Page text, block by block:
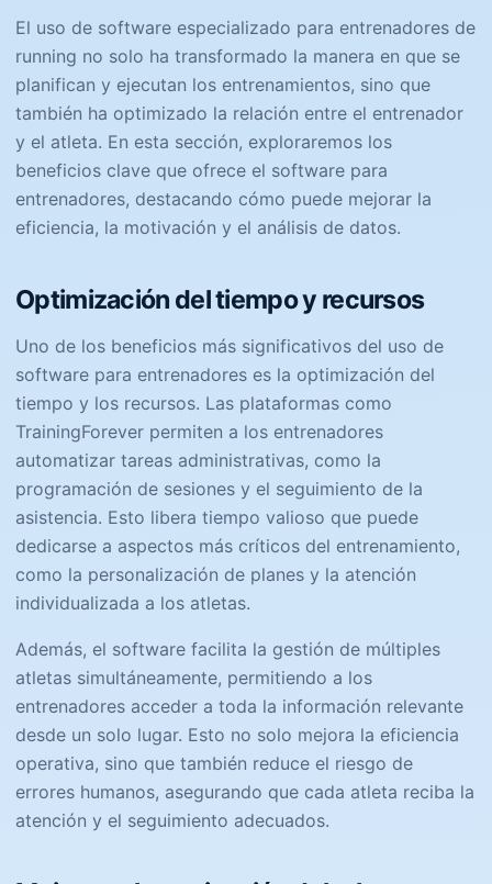
El uso de software especializado para entrenadores de
running no solo ha transformado la manera en que se
planifican y ejecutan los entrenamientos, sino que
también ha optimizado la relación entre el entrenador
y el atleta. En esta sección, exploraremos los
beneficios clave que ofrece el software para
entrenadores, destacando cómo puede mejorar la
eficiencia, la motivación y el análisis de datos.
Optimización del tiempo y recursos
Uno de los beneficios más significativos del uso de
software para entrenadores es la optimización del
tiempo y los recursos. Las plataformas como
TrainingForever permiten a los entrenadores
automatizar tareas administrativas, como la
programación de sesiones y el seguimiento de la
asistencia. Esto libera tiempo valioso que puede
dedicarse a aspectos más críticos del entrenamiento,
como la personalización de planes y la atención
individualizada a los atletas.
Además, el software facilita la gestión de múltiples
atletas simultáneamente, permitiendo a los
entrenadores acceder a toda la información relevante
desde un solo lugar. Esto no solo mejora la eficiencia
operativa, sino que también reduce el riesgo de
errores humanos, asegurando que cada atleta reciba la
atención y el seguimiento adecuados.